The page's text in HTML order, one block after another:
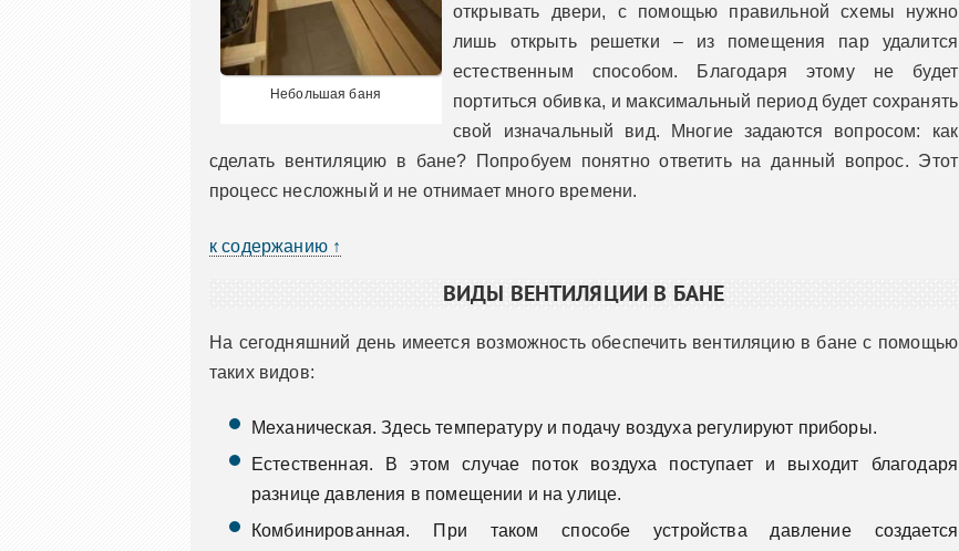
Небольшая баня
открывать двери, с помощью правильной схемы нужно
лишь открыть решетки – из помещения пар удалится
естественным способом. Благодаря этому не будет
портиться обивка, и максимальный период будет сохранять
свой изначальный вид. Многие задаются вопросом: как
сделать вентиляцию в бане? Попробуем понятно ответить на данный вопрос. Этот
процесс несложный и не отнимает много времени.
к содержанию ↑
ВИДЫ ВЕНТИЛЯЦИИ В БАНЕ
На сегодняшний день имеется возможность обеспечить вентиляцию в бане с помощью
таких видов:
Механическая. Здесь температуру и подачу воздуха регулируют приборы.
Естественная. В этом случае поток воздуха поступает и выходит благодаря
разнице давления в помещении и на улице.
Комбинированная. При таком способе устройства давление создается